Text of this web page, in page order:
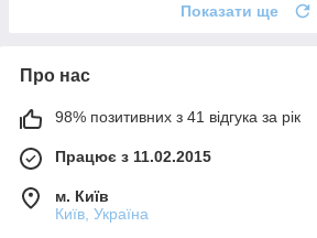
Показати ще
Про нас
98% позитивних з 41 відгука за рік
Працює з 11.02.2015
м. Київ
Київ, Україна